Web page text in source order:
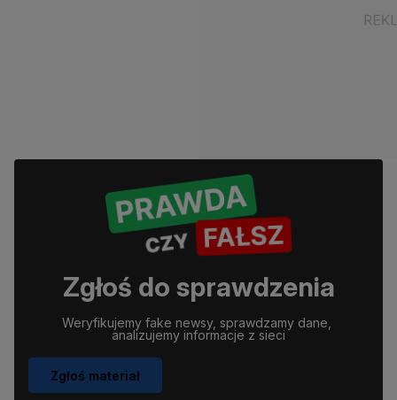
Zgłoś do sprawdzenia
Weryfikujemy fake newsy, sprawdzamy dane,
analizujemy informacje z sieci
Zgłoś materiał